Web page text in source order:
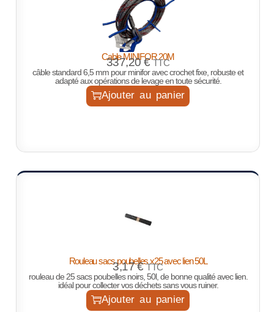
Cable MINIFOR 20M
337,20€ TTC
câble standard 6,5 mm pour minifor avec crochet fixe, robuste et
adapté aux opérations de levage en toute sécurité.
Ajouter au panier
Rouleau sacs poubelles x25 avec lien 50L
3,17€ TTC
rouleau de 25 sacs poubelles noirs, 50l, de bonne qualité avec lien.
idéal pour collecter vos déchets sans vous ruiner.
Ajouter au panier